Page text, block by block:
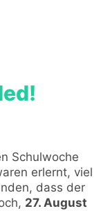
Schulwoche
erlernt, viel
dass der
27. August